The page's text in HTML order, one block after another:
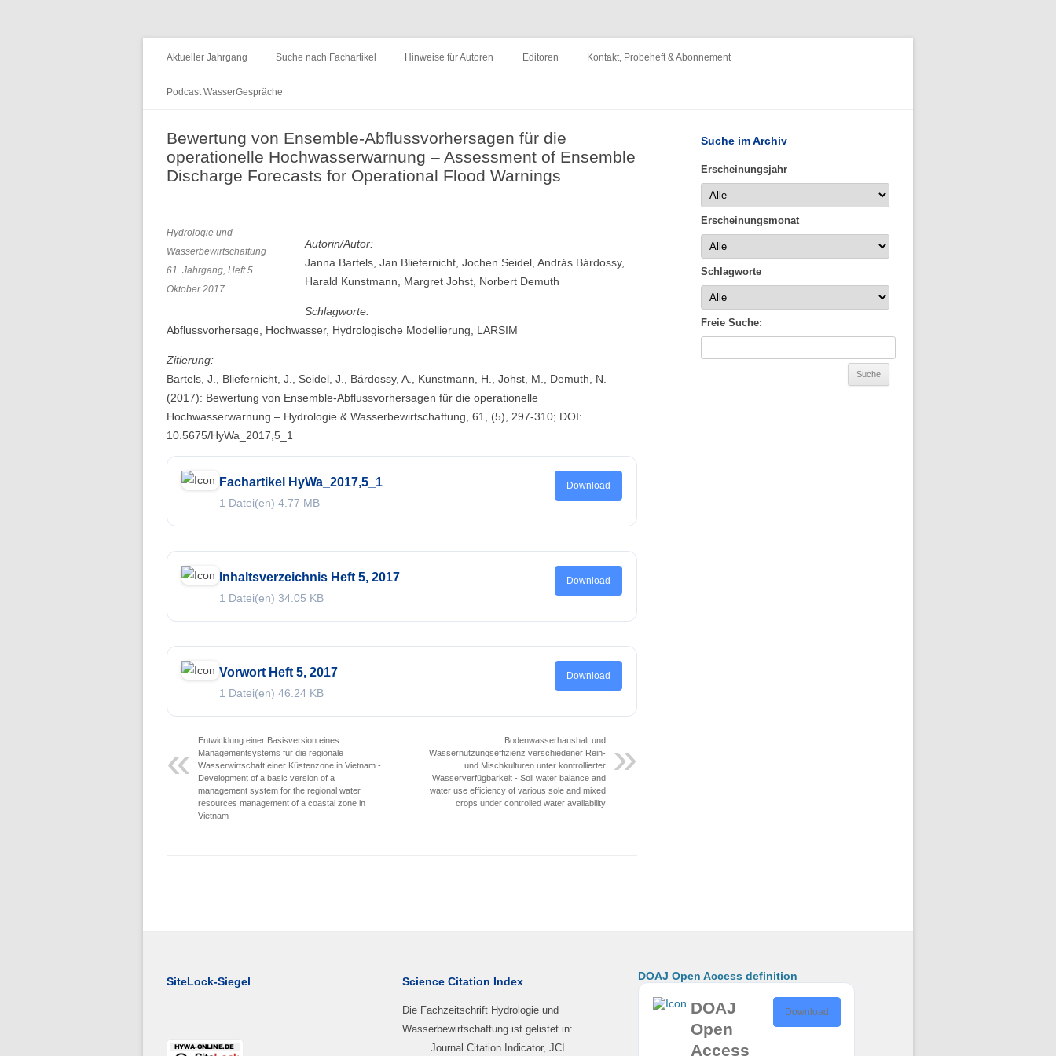
HyWa
Inhalt
Aktueller Jahrgang Suche nach Fachartikel Hinweise für Autoren Editoren Kontakt, Probeheft & Abonnement
Podcast WasserGespräche
Folge 14 – Aueninstitut
Folge 12 – International Centre for
Water Resources and Global
Change
Seenforschung, ISF
Folge 10 – Bodenkunde und
Landschaftswasserhaushalt
Folge 9 – Internationale Kommission
zum Schutz des Rheins
Klimaforschung
Folge 5 – Feuchtgebiete & Moore
Folge 3 – Schneehydrologie
Folge 2 – Weltdatenzentrum Abfluss
Bewertung von Ensemble-Abflussvorhersagen für die
operationelle Hochwasserwarnung – Assessment of Ensemble
Discharge Forecasts for Operational Flood Warnings
Hydrologie und
Wasserbewirtschaftung
61. Jahrgang, Heft 5
Oktober 2017
Autorin/Autor:
Janna Bartels, Jan Bliefernicht, Jochen Seidel, András Bárdossy,
Harald Kunstmann, Margret Johst, Norbert Demuth
Schlagworte:
Abflussvorhersage, Hochwasser, Hydrologische Modellierung, LARSIM
Zitierung:
Bartels, J., Bliefernicht, J., Seidel, J., Bárdossy, A., Kunstmann, H., Johst, M., Demuth, N.
(2017): Bewertung von Ensemble-Abflussvorhersagen für die operationelle
Hochwasserwarnung – Hydrologie & Wasserbewirtschaftung, 61, (5), 297-310; DOI:
10.5675/HyWa_2017,5_1
Fachartikel HyWa_2017,5_1
1 Datei(en) 4.77 MB
Download
Inhaltsverzeichnis Heft 5, 2017
1 Datei(en) 34.05 KB
Download
Vorwort Heft 5, 2017
1 Datei(en) 46.24 KB
Download
Entwicklung einer Basisversion eines
Managementsystems für die regionale
Wasserwirtschaft einer Küstenzone in Vietnam -
Development of a basic version of a
management system for the regional water
resources management of a coastal zone in
Vietnam
Bodenwasserhaushalt und
Wassernutzungseffizienz verschiedener Rein-
und Mischkulturen unter kontrollierter
Wasserverfügbarkeit - Soil water balance and
water use efficiency of various sole and mixed
crops under controlled water availability
Suche im Archiv
Erscheinungsjahr
Erscheinungsmonat
Schlagworte
Freie Suche:
SiteLock-Siegel Science Citation Index
Die Fachzeitschrift Hydrologie und
Wasserbewirtschaftung ist gelistet in:
Journal Citation Indicator, JCI
DOAJ Open Access definition
DOAJ
Open
Access
Download